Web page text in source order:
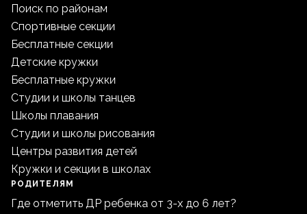
Поиск по районам
Спортивные секции
Бесплатные секции
Детские кружки
Бесплатные кружки
Студии и школы танцев
Школы плавания
Студии и школы рисования
Центры развития детей
Кружки и секции в школах
РОДИТЕЛЯМ
Где отметить ДР ребенка от 3-х до 6 лет?